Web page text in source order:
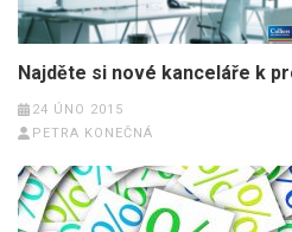
Najděte si nové kanceláře k
24 ÚNO 2015
PETRA KONEČNÁ